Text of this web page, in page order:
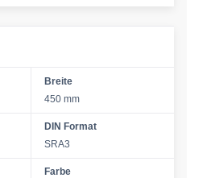
Breite
450 mm
DIN Format
SRA3
Farbe